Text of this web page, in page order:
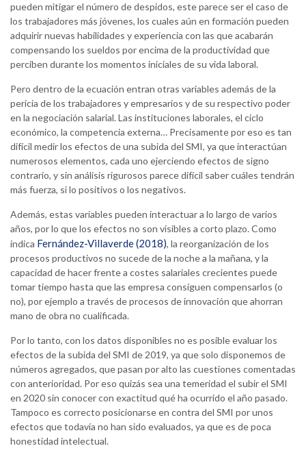
pueden mitigar el número de despidos, este parece ser el caso de
los trabajadores más jóvenes, los cuales aún en formación pueden
adquirir nuevas habilidades y experiencia con las que acabarán
compensando los sueldos por encima de la productividad que
perciben durante los momentos iniciales de su vida laboral.
Pero dentro de la ecuación entran otras variables además de la
pericia de los trabajadores y empresarios y de su respectivo poder
en la negociación salarial. Las instituciones laborales, el ciclo
económico, la competencia externa… Precisamente por eso es tan
difícil medir los efectos de una subida del SMI, ya que interactúan
numerosos elementos, cada uno ejerciendo efectos de signo
contrario, y sin análisis rigurosos parece difícil saber cuáles tendrán
más fuerza, si lo positivos o los negativos.
Además, estas variables pueden interactuar a lo largo de varios
años, por lo que los efectos no son visibles a corto plazo. Como
indica Fernández-Villaverde (2018), la reorganización de los
procesos productivos no sucede de la noche a la mañana, y la
capacidad de hacer frente a costes salariales crecientes puede
tomar tiempo hasta que las empresa consiguen compensarlos (o
no), por ejemplo a través de procesos de innovación que ahorran
mano de obra no cualificada.
Por lo tanto, con los datos disponibles no es posible evaluar los
efectos de la subida del SMI de 2019, ya que solo disponemos de
números agregados, que pasan por alto las cuestiones comentadas
con anterioridad. Por eso quizás sea una temeridad el subir el SMI
en 2020 sin conocer con exactitud qué ha ocurrido el año pasado.
Tampoco es correcto posicionarse en contra del SMI por unos
efectos que todavía no han sido evaluados, ya que es de poca
honestidad intelectual.